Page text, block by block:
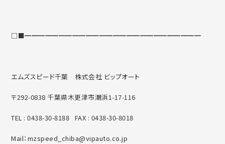
□■━━━━━━━━━━━━━━━━━━━━━━━━━━
エムズスピード千葉 株式会社 ビップオート
〒292-0838 千葉県木更津市潮浜1-17-116
TEL : 0438-30-8188 FAX : 0438-30-8018
Mail：mzspeed_chiba@vipauto.co.jp